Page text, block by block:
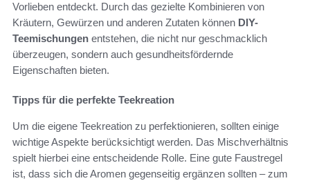
Vorlieben entdeckt. Durch das gezielte Kombinieren von
Kräutern, Gewürzen und anderen Zutaten können DIY-
Teemischungen entstehen, die nicht nur geschmacklich
überzeugen, sondern auch gesundheitsfördernde
Eigenschaften bieten.
Tipps für die perfekte Teekreation
Um die eigene Teekreation zu perfektionieren, sollten einige
wichtige Aspekte berücksichtigt werden. Das Mischverhältnis
spielt hierbei eine entscheidende Rolle. Eine gute Faustregel
ist, dass sich die Aromen gegenseitig ergänzen sollten – zum